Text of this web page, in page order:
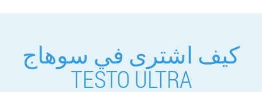
كيف اشترى في سوهاج
TESTO ULTRA